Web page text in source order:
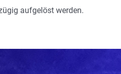
aufgelöst werden.